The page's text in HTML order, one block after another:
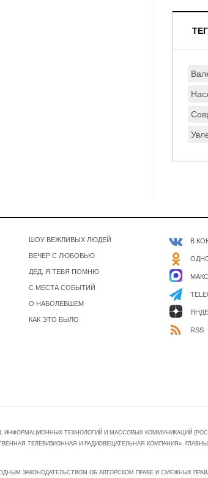
ШОУ ВЕЖЛИВЫХ ЛЮДЕЙ
ВЕЧЕР С ЛЮБОВЬЮ
ДЕД, Я ТЕБЯ ПОМНЮ
С МЕСТА СОБЫТИЙ
О НАБОЛЕВШЕМ
КАК ЭТО БЫЛО
В
МАКС
RSS
ТЕХНОЛОГИЙ И МАССОВЫХ КОММУНИКАЦИЙ
ТЕЛЕВИЗИОННАЯ И РАДИОВЕЩАТЕЛЬНАЯ КОМПАНИЯ».
ЗАКОНОДАТЕЛЬСТВОМ ОБ АВТОРСКОМ ПРАВЕ И СМЕЖНЫХ